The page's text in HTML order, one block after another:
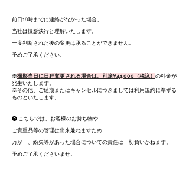
前日18時までに連絡がなかった場合、
当社は撮影決行と理解いたします。
一度判断された後の変更は承ることができません。
予めご了承ください。
※撮影当日に日程変更される場合は、別途¥44,000（税込） の料金が
発生いたします。
※その他、ご延期またはキャンセルにつきましては利用規約に準ずる
ものといたします。
❺ こちらでは、お客様のお持ち物や
ご貴重品等の管理は出来兼ねますため
万が一、紛失等があった場合についての責任は一切負いかねます。
予めご了承くださいませ。